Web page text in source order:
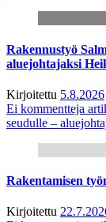
Rakennustyö
aluejohtajaksi
Kirjoitettu 5.8.2026
Ei kommentteja
seudulle –
Rakentamisen
Kirjoitettu